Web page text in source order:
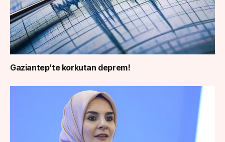
Gaziantep’te korkutan deprem!